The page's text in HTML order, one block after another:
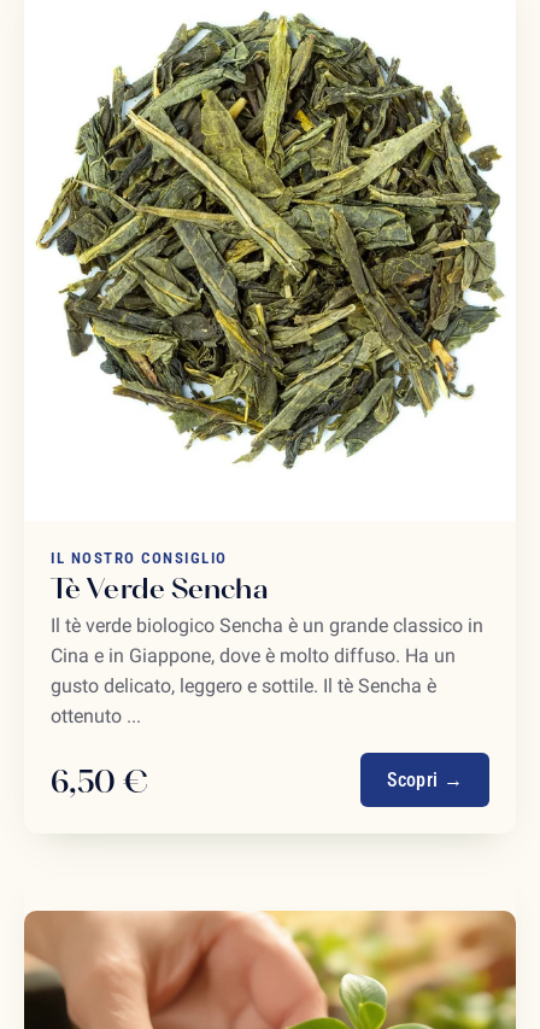
IL NOSTRO CONSIGLIO
Tè Verde Sencha
Il tè verde biologico Sencha è un grande classico in
Cina e in Giappone, dove è molto diffuso. Ha un
gusto delicato, leggero e sottile. Il tè Sencha è
ottenuto ...
6,50 € Scopri →